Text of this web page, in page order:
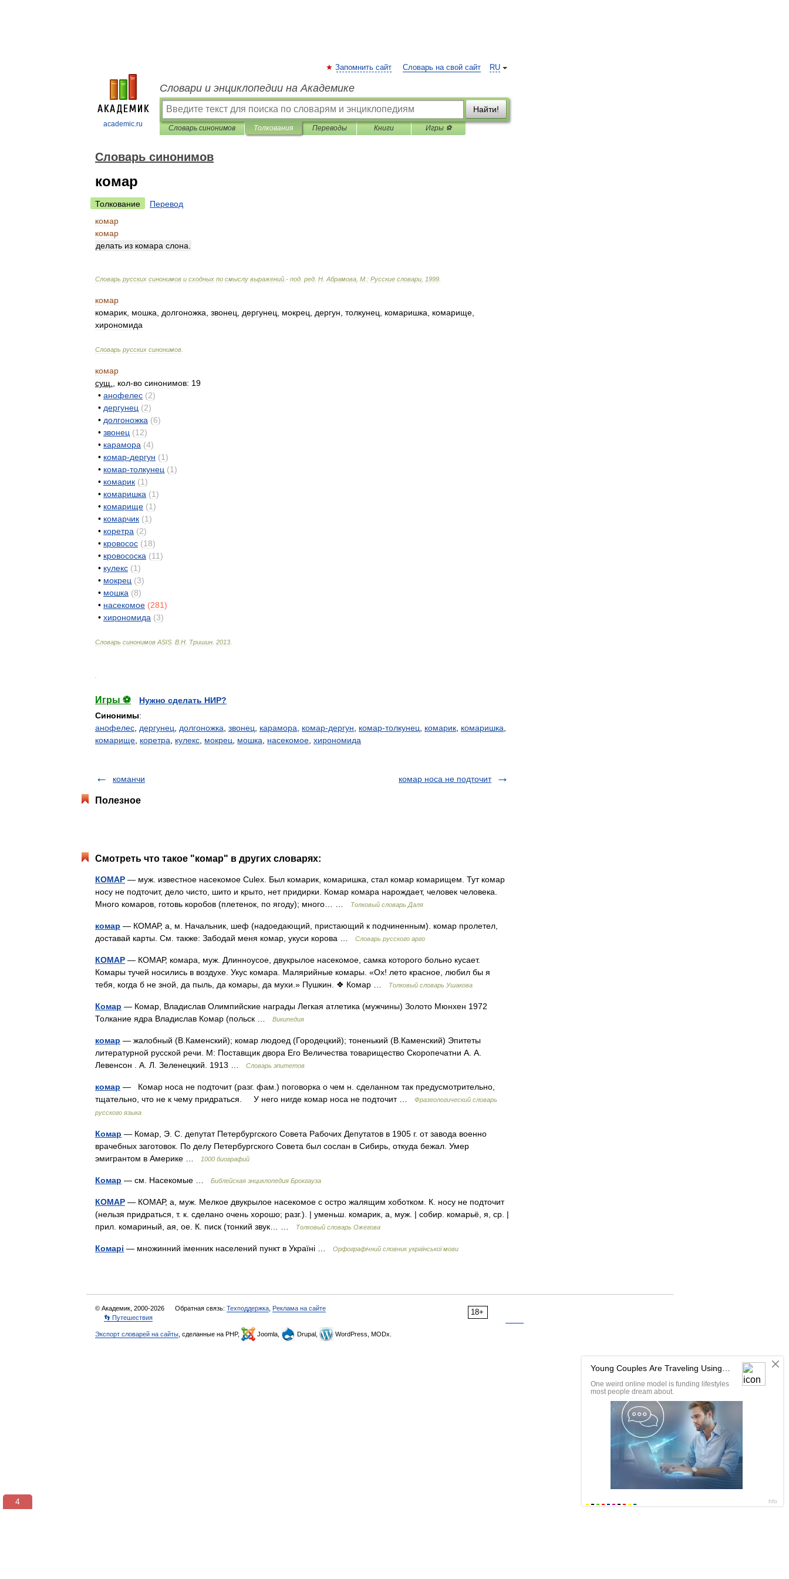
academic.ru
RU
Запомнить сайт Словарь на свой сайт
Словари и энциклопедии на Академике
Найти!
Словарь синонимов Толкования Переводы Книги Игры ⚽
Словарь синонимов
комар
Толкование
Перевод
комар
комар
делать из комара слона
Словарь русских синонимов и сходных по смыслу выражений .- под ред Н Абрамова М : Русские словари 1999
комар
комарик мошка долгоножка звонец дергунец мокрец дергун толкунец комаришка комарище
хирономида
Словарь русских синонимов
комар
сущ
кол-во синонимов: 19
• анофелес (2)
• дергунец (2)
• долгоножка (6)
• звонец (12)
• карамора (4)
• комар-дергун (1)
• комар-толкунец (1)
• комарик (1)
• комаришка (1)
• комарище (1)
• комарчик (1)
• коретра (2)
• кровосос (18)
• кровососка (11)
• кулекс (1)
• мокрец (3)
• мошка (8)
• насекомое (281)
• хирономида (3)
Словарь синонимов ASIS В Н Тришин 2013
Игры ⚽
Нужно сделать НИР?
Синонимы:
анофелес дергунец долгоножка звонец карамора комар-дергун комар-толкунец комарик комаришка
комарище коретра кулекс мокрец мошка насекомое хирономида
команчи комар носа не подточит
Полезное
Смотреть что такое "комар" в других словарях:
КОМАР — муж. известное насекомое Culex. Был комарик, комаришка, стал комар комарищем. Тут комар
носу не подточит, дело чисто, шито и крыто, нет придирки. Комар комара нарождает, человек человека.
Много комаров, готовь коробов (плетенок, по ягоду); много… …
Толковый словарь Даля
комар — КОМАР, а, м. Начальник, шеф (надоедающий, пристающий к подчиненным). комар пролетел,
доставай карты. См. также: Забодай меня комар, укуси корова …
Словарь русского арго
КОМАР — КОМАР, комара, муж. Длинноусое, двукрылое насекомое, самка которого больно кусает.
Комары тучей носились в воздухе. Укус комара. Малярийные комары. «Ох! лето красное, любил бы я
тебя, когда б не зной, да пыль, да комары, да мухи.» Пушкин. ❖ Комар …
Толковый словарь Ушакова
Комар — Комар, Владислав Олимпийские награды Легкая атлетика (мужчины) Золото Мюнхен 1972
Толкание ядра Владислав Комар (польск …
Википедия
комар — жалобный (В.Каменский); комар людоед (Городецкий); тоненький (В.Каменский) Эпитеты
литературной русской речи. М: Поставщик двора Его Величества товарищество Скоропечатни А. А.
Левенсон . А. Л. Зеленецкий. 1913 …
Словарь эпитетов
комар — Комар носа не подточит (разг. фам.) поговорка о чем н. сделанном так предусмотрительно,
тщательно, что не к чему придраться. У него нигде комар носа не подточит …
Фразеологический словарь
русского языка
Комар — Комар, Э. С. депутат Петербургского Совета Рабочих Депутатов в 1905 г. от завода военно
врачебных заготовок. По делу Петербургского Совета был сослан в Сибирь, откуда бежал. Умер
эмигрантом в Америке …
1000 биографий
Комар — см. Насекомые … Библейская энциклопедия Брокгауза
КОМАР — КОМАР, а, муж. Мелкое двукрылое насекомое с остро жалящим хоботком. К. носу не подточит
(нельзя придраться, т. к. сделано очень хорошо; разг.). | уменьш. комарик, а, муж. | собир. комарьё, я, ср. |
прил. комариный, ая, ое. К. писк (тонкий звук… …
Толковый словарь Ожегова
Комарі — множинний іменник населений пункт в Україні … Орфографічний словник української мови
18+
© Академик, 2000-2026 Обратная связь: Техподдержка Реклама на сайте
👣 Путешествия
Экспорт словарей на сайты , сделанные на PHP, Joomla, Drupal, WordPress, MODx.
3